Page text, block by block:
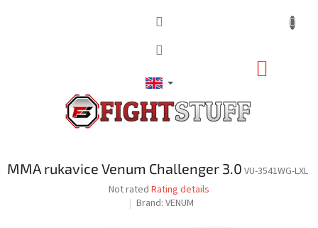
MMA rukavice Venum Challenger 3.0 VU-3541WG-LXL
The
average
Not rated Rating details
Brand: VENUM